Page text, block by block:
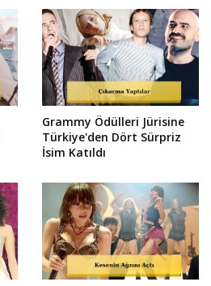
Grammy Ödülleri Jürisine
Türkiye'den Dört Sürpriz
İsim Katıldı